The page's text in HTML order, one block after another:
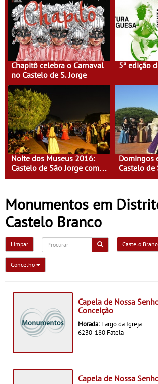
Chapitô celebra o Carnaval
no Castelo de S. Jorge
5ª edição
Noite dos Museus 2016:
Castelo de São Jorge com
entrada gratuita
Domingos
Castelo de
XVI -
Monumentos em
Castelo Branco
Limpar Castelo
Concelho
Capela de Nossa
Conceição
Morada: Largo da Igreja
6230-180 Fatela
Capela de Nossa